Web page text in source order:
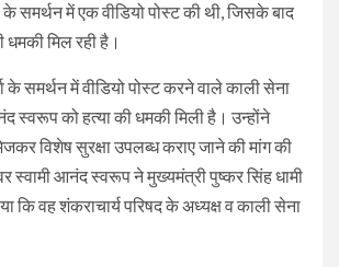
के समर्थन में एक वीडियो पोस्ट की थी, जिसके बाद
धमकी मिल रही है।
के समर्थन में वीडियो पोस्ट करने वाले काली सेना
स्वरूप को हत्या की धमकी मिली है। उन्होंने
विशेष सुरक्षा उपलब्ध कराए जाने की मांग की
स्वामी आनंद स्वरूप ने मुख्यमंत्री पुष्कर सिंह धामी
कि वह शंकराचार्य परिषद के अध्यक्ष व काली सेना